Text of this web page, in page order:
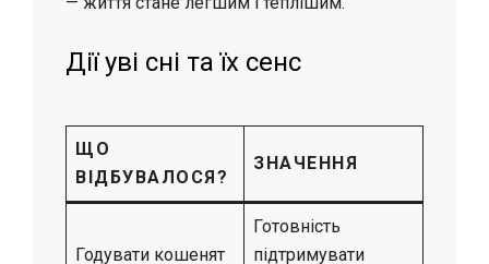
Дії уві сні та їх сенс
ЩО
ВІДБУВАЛОСЯ?
ЗНАЧЕННЯ
Годувати кошенят
Готовність
підтримувати